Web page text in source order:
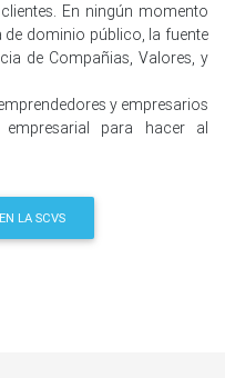
En ningún momento
dominio público, la fuente
de Compañias, Valores, y
y empresarios
para hacer al
LA SCVS